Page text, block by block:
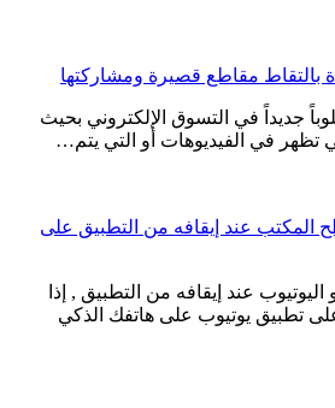
بالتقاط مقاطع قصيرة ومشاركتها
جديداً في التسوق الإلكتروني بحيث
تظهر في الفيديوهات أو التي يتم…
المكتب عند إيقافه من التطبيق على
عند إيقافه من التطبيق , إذا
تطبيق يوتيوب على هاتفك الذكي